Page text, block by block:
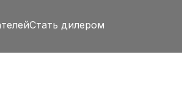
Стать дилером